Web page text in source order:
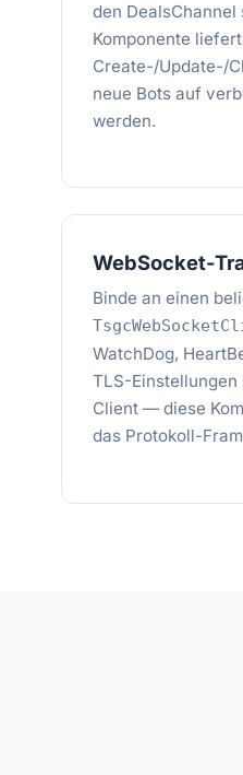
den
Komponente
Create-/Update-/
neue Bots auf
werden.
WebSocket-
Binde an einen
WatchDog,
TLS-
Client — diese
das Protokoll-